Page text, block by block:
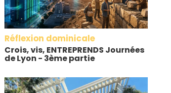
Réflexion dominicale
Crois, vis, ENTREPRENDS Journées
de Lyon - 3ème partie